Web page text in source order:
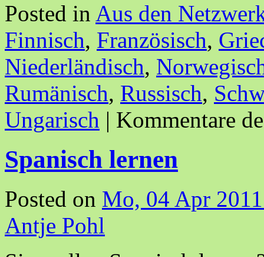
Posted in Aus den
Finnisch, Französisch,
Niederländisch,
Rumänisch, Russisch,
Ungarisch | Kommentare
Spanisch lernen
Posted on Mo, 04 Apr
Antje Pohl